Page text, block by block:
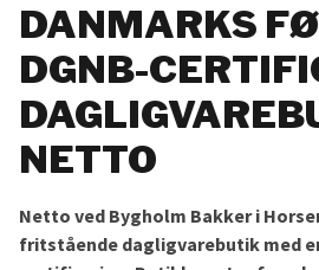
DANMARKS
DGNB-
NETTO
Netto ved Bygholm Bakker i
fritstående dagligvarebutik med